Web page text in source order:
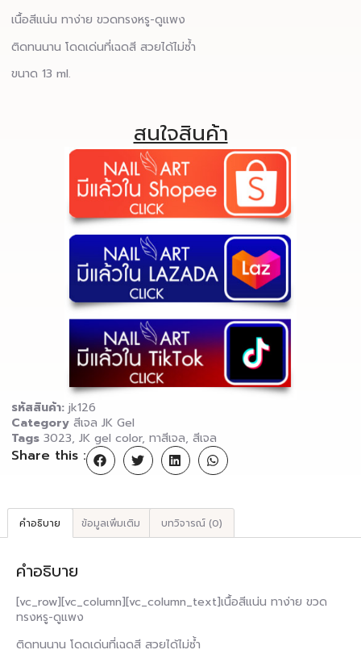
เนื้อสีแน่น ทาง่าย ขวดทรงหรู-ดูแพง
ติดทนนาน โดดเด่นที่เฉดสี สวยได้ไม่ซ้ำ
ขนาด 13 ml.
สนใจสินค้า
รหัสสินค้า: jk126
Category สีเจล JK Gel
Tags 3023, JK gel color, ทาสีเจล, สีเจล
Share this :
คำอธิบาย ข้อมูลเพิ่มเติม บทวิจารณ์ (0)
คำอธิบาย
[vc_row][vc_column][vc_column_text]เนื้อสีแน่น ทาง่าย ขวด
ทรงหรู-ดูแพง
ติดทนนาน โดดเด่นที่เฉดสี สวยได้ไม่ซ้ำ